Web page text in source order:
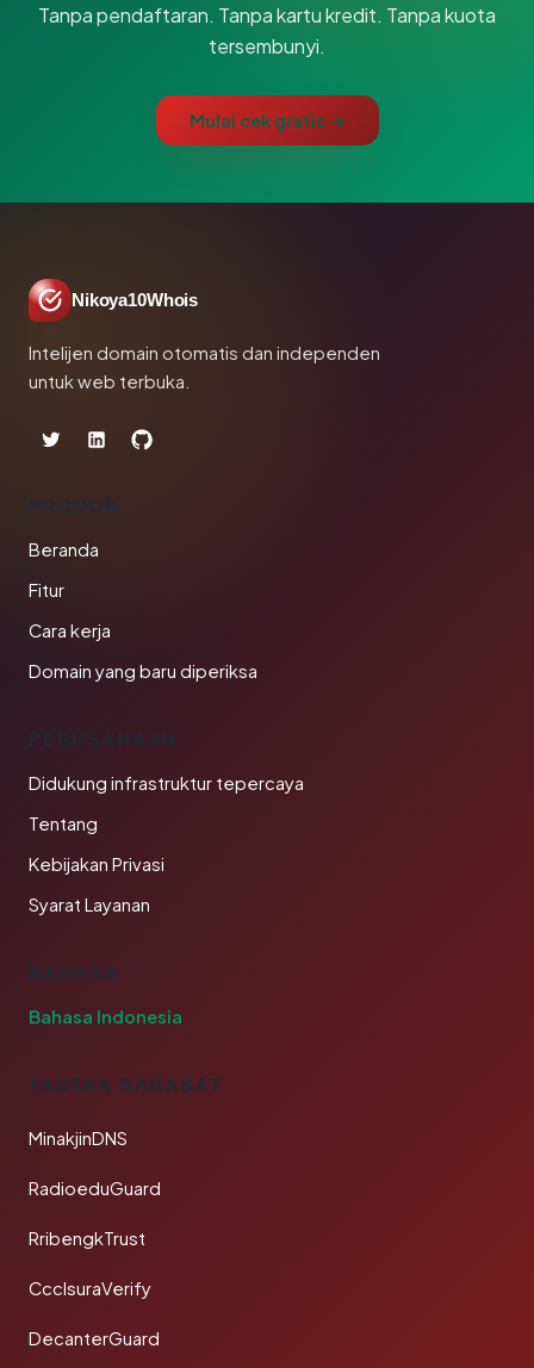
Tanpa pendaftaran. Tanpa kartu kredit. Tanpa kuota
tersembunyi.
Mulai cek gratis →
Nikoya10Whois
Intelijen domain otomatis dan independen
untuk web terbuka.
PRODUK
Beranda
Fitur
Cara kerja
Domain yang baru diperiksa
PERUSAHAAN
Didukung infrastruktur tepercaya
Tentang
Kebijakan Privasi
Syarat Layanan
BAHASA
Bahasa Indonesia
TAUTAN SAHABAT
MinakjinDNS
RadioeduGuard
RribengkTrust
CcclsuraVerify
DecanterGuard